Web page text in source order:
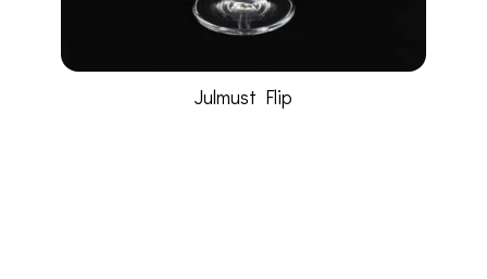
Julmust Flip